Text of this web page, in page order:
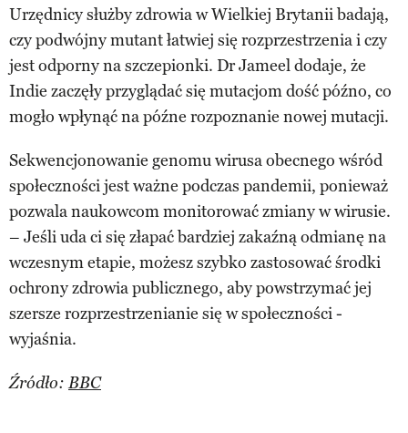
Urzędnicy służby zdrowia w Wielkiej Brytanii badają,
czy podwójny mutant łatwiej się rozprzestrzenia i czy
jest odporny na szczepionki. Dr Jameel dodaje, że
Indie zaczęły przyglądać się mutacjom dość późno, co
mogło wpłynąć na późne rozpoznanie nowej mutacji.
Sekwencjonowanie genomu wirusa obecnego wśród
społeczności jest ważne podczas pandemii, ponieważ
pozwala naukowcom monitorować zmiany w wirusie.
– Jeśli uda ci się złapać bardziej zakaźną odmianę na
wczesnym etapie, możesz szybko zastosować środki
ochrony zdrowia publicznego, aby powstrzymać jej
szersze rozprzestrzenianie się w społeczności -
wyjaśnia.
Źródło:BBC